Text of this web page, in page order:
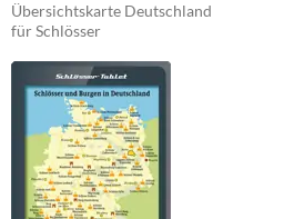
Übersichtskarte Deutschland
für Schlösser